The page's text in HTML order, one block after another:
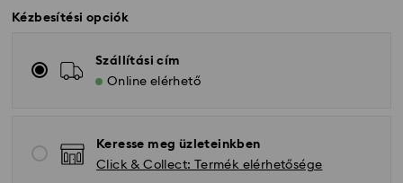
Kézbesítési opciók
Szállítási cím
Online elérhető
Keresse meg üzleteinkben
Click & Collect: Termék elérhetősége